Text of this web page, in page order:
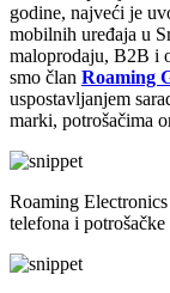
godine, najveći je
mobilnih uređaja u
maloprodaju, B2B i
smo član Roaming
uspostavljanjem
marki, potrošačima
Roaming
telefona i